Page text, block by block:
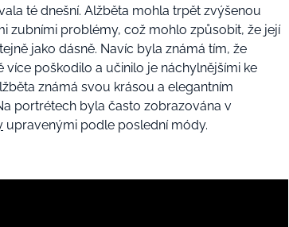
té dnešní. Alžběta mohla trpět zvýšenou
zubními problémy, což mohlo způsobit, že její
jako dásně. Navíc byla známá tím, že
poškodilo a učinilo je náchylnějšími ke
známá svou krásou a elegantním
portrétech byla často zobrazována v
upravenými podle poslední módy.